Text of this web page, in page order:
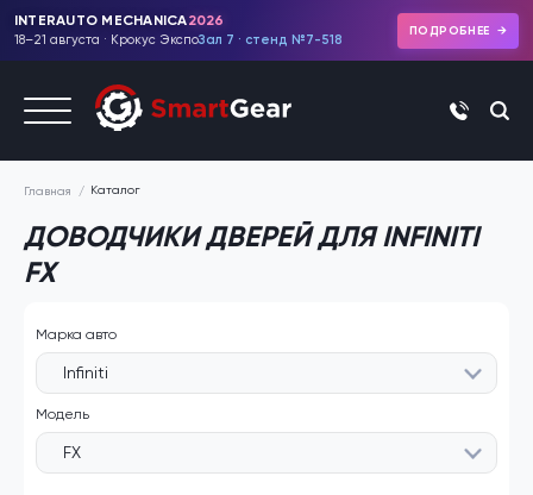
INTERAUTO MECHANICA2026
18–21 августа · Крокус ЭкспоЗал 7 · стенд №7-518
ПОДРОБНЕЕ
+7 (495)
Главная Каталог
ДОВОДЧИКИ ДВЕРЕЙ ДЛЯ INFINITI
FX
Марка авто
Infiniti
Модель
FX